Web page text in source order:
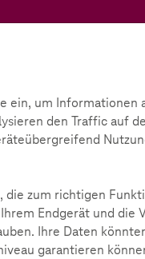
um Informationen
den Traffic auf
zum richtigen
Endgerät und die
Ihre Daten
garantieren